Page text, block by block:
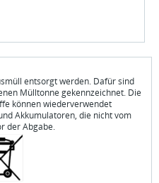
entsorgt werden. Dafür sind
Mülltonne gekennzeichnet. Die
können wiederverwendet
Akkumulatoren, die nicht vom
der Abgabe.